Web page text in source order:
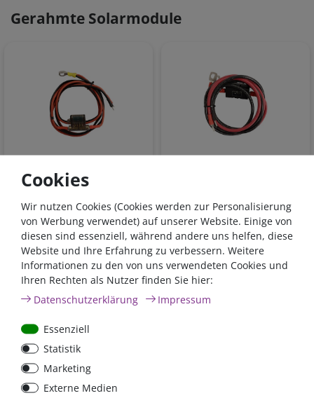
Gerahmte Solarmodule
Solarladeregler mit
Sicherung, 1,5m, 6mm²
19,95 €*
sofort lieferbar
Versandkosten
Sicherung, 1,5m, 8mm²
29,95 €*
sofort lieferbar
Versandkosten
Cookies
Wir nutzen Cookies (Cookies werden zur Personalisierung
von Werbung verwendet) auf unserer Website. Einige von
diesen sind essenziell, während andere uns helfen, diese
Website und Ihre Erfahrung zu verbessern. Weitere
Informationen zu den von uns verwendeten Cookies und
Ihren Rechten als Nutzer finden Sie hier:
Daten­schutz­erklärung
Impressum
Essenziell
Statistik
Marketing
Externe Medien